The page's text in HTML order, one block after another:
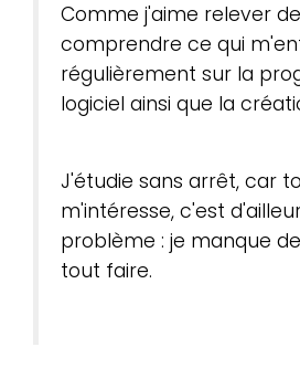
Comme j'aime relever
comprendre ce qui
régulièrement sur la
logiciel ainsi que la
J'étudie sans arrêt, car
m'intéresse, c'est
problème : je manque
tout faire.